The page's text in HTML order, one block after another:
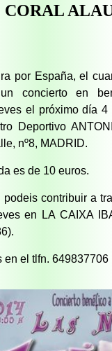
CORAL
por España, el
concierto en
el próximo día 4
Deportivo
nº8, MADRID.
es de 10 euros.
contribuir a
en LA CAIXA
en el tlfn. 649837706